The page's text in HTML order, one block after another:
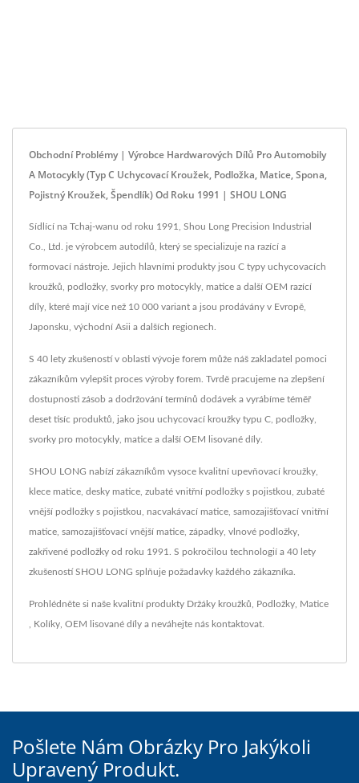
Obchodní Problémy | Výrobce Hardwarových Dílů Pro Automobily
A Motocykly (typ C Uchycovací Kroužek, Podložka, Matice, Spona,
Pojistný Kroužek, Špendlík) Od Roku 1991 | SHOU LONG
Sídlící na Tchaj-wanu od roku 1991, Shou Long Precision Industrial
Co., Ltd. je výrobcem autodílů, který se specializuje na razící a
formovací nástroje. Jejich hlavními produkty jsou C typy uchycovacích
kroužků, podložky, svorky pro motocykly, matice a další OEM razící
díly, které mají více než 10 000 variant a jsou prodávány v Evropě,
Japonsku, východní Asii a dalších regionech.
S 40 lety zkušeností v oblasti vývoje forem může náš zakladatel pomoci
zákazníkům vylepšit proces výroby forem. Tvrdě pracujeme na zlepšení
dostupnosti zásob a dodržování termínů dodávek a vyrábíme téměř
deset tisíc produktů, jako jsou uchycovací kroužky typu C, podložky,
svorky pro motocykly, matice a další OEM lisované díly.
SHOU LONG nabízí zákazníkům vysoce kvalitní upevňovací kroužky,
klece matice, desky matice, zubaté vnitřní podložky s pojistkou, zubaté
vnější podložky s pojistkou, nacvakávací matice, samozajišťovací vnitřní
matice, samozajišťovací vnější matice, západky, vlnové podložky,
zakřivené podložky od roku 1991. S pokročilou technologií a 40 lety
zkušeností SHOU LONG splňuje požadavky každého zákazníka.
Prohlédněte si naše kvalitní produkty Držáky kroužků Podložky Matice
Kolíky OEM lisované díly a neváhejte nás kontaktovat
Pošlete Nám Obrázky Pro Jakýkoli
Upravený Produkt.